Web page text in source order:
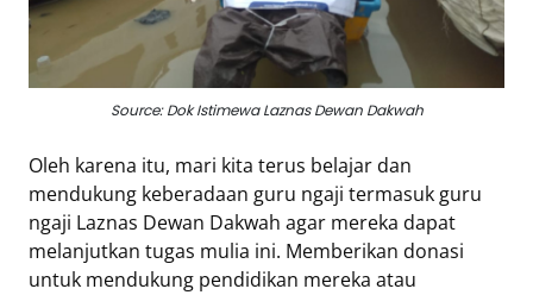
Source: Dok Istimewa Laznas Dewan Dakwah
Oleh karena itu, mari kita terus belajar dan
mendukung keberadaan guru ngaji termasuk guru
ngaji Laznas Dewan Dakwah agar mereka dapat
melanjutkan tugas mulia ini. Memberikan donasi
untuk mendukung pendidikan mereka atau